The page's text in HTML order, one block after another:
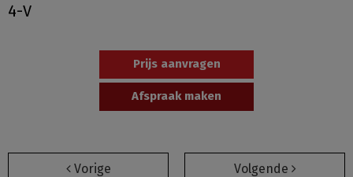
4-V
Prijs aanvragen
Afspraak maken
Vorige Volgende